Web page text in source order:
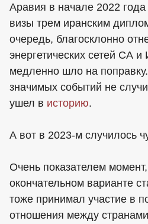
Аравия в начале 2022
визы трем иранским
очередь, благосклонно
энергетических сетей СА
медленно шло на
значимых событий не
ушел в историю.
А вот в 2023-м случилось
Очень показателем
окончательном варианте
тоже принимал участие в
отношения между